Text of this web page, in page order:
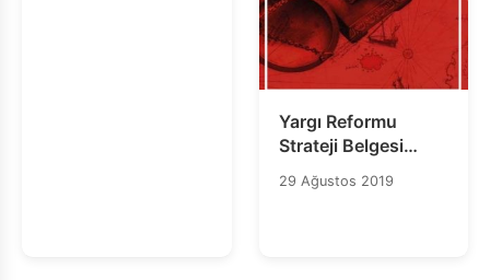
Yargı Reformu
Strateji Belgesi
Türkiye’deki Yargı
Sisteminin Gerçek
29 Ağustos 2019